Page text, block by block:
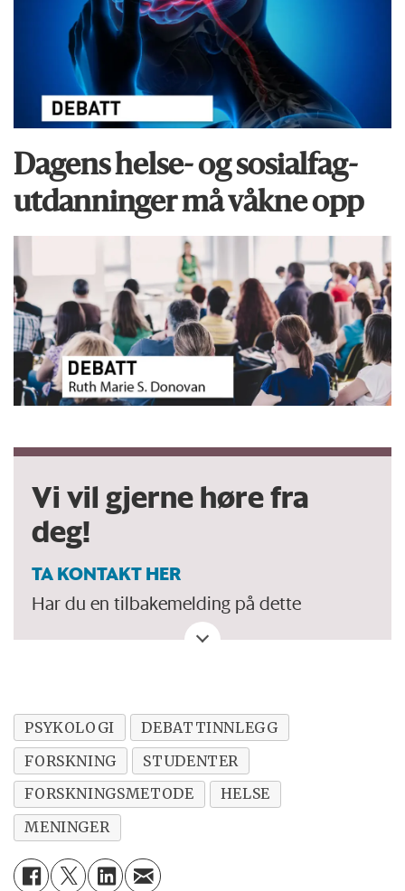
Dagens helse- og sosialfag­
utdanninger må våkne opp
Vi vil gjerne høre fra
deg!
TA KONTAKT HER
Har du en tilbakemelding på dette
debattinnlegget. Eller spørsmål, ros eller
PSYKOLOGI
DEBATTINNLEGG
FORSKNING
STUDENTER
FORSKNINGSMETODE
HELSE
MENINGER